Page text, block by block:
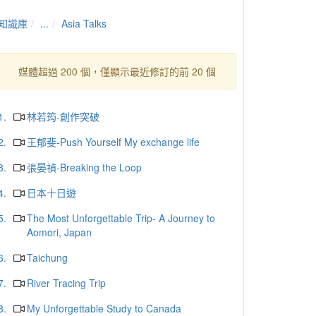
識庫 ... Asia Talks
媒體超過 200 個，僅顯示最近修訂的前 20 個
林若筠-創作突破
王郁斐-Push Yourself My exchange life
張晏禎-Breaking the Loop
日本十日遊
The Most Unforgettable Trip- A Journey to
Aomori, Japan
Taichung
River Tracing Trip
My Unforgettable Study to Canada